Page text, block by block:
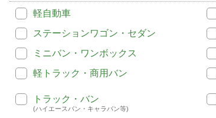
軽自動車
ステーションワゴン・セダン
ミニバン・ワンボックス
軽トラック・商用バン
トラック・バン
(ハイエースバン・キャラバン等)